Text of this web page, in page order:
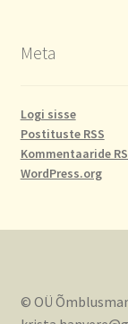
Meta
Logi sisse
Postituste RSS
Kommentaaride
WordPress.org
© OÜ